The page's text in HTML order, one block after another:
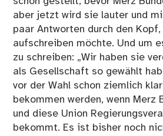
aber jetzt wird sie lauter und
paar Antworten durch den
aufschreiben möchte. Und um
zu schreiben: „Wir haben sie
als Gesellschaft so gewählt
vor der Wahl schon ziemlich
bekommen werden, wenn Merz
und diese Union
bekommt. Es ist bisher noch